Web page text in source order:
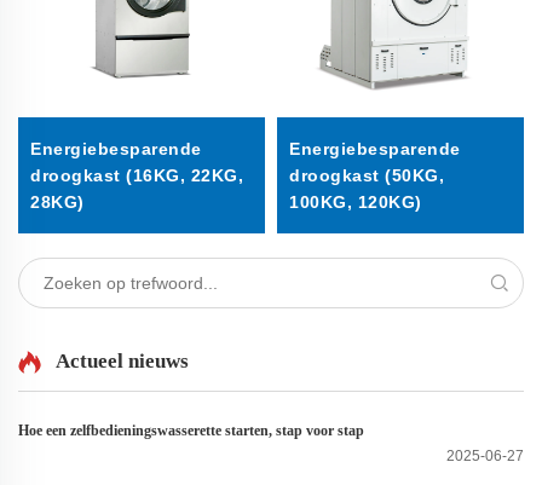
Energiebesparende
droogkast (16KG, 22KG,
28KG)
Energiebesparende
droogkast (50KG,
100KG, 120KG)
Actueel nieuws
Hoe een zelfbedieningswasserette starten, stap voor stap
2025-06-27